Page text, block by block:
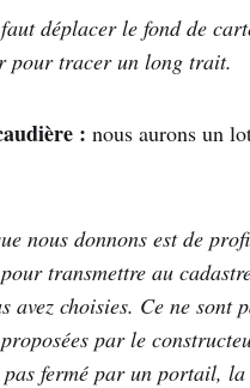
déplacer le fond de
pour tracer un long trait.
: nous aurons un
nous donnons est de
transmettre au
avez choisies. Ce ne sont
par le
pas fermé par un portail, la